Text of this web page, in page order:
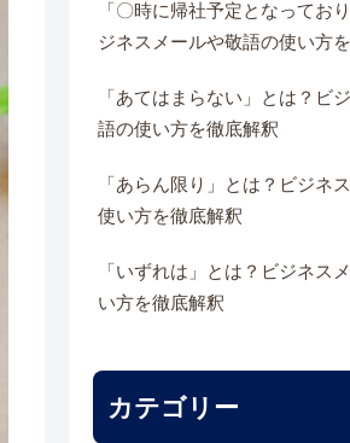
「〇時に帰社予定となってお
ジネスメールや敬語の使い方
「あてはまらない」とは？ビ
語の使い方を徹底解釈
「あらん限り」とは？ビジネ
使い方を徹底解釈
「いずれは」とは？ビジネス
い方を徹底解釈
カテゴリー